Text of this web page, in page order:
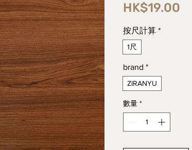
HK$19.00
按尺計算 *
1尺
brand *
ZIRANYU
數量 *